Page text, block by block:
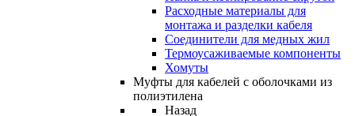
Расходные материалы для
монтажа и разделки кабеля
Соединители для медных жил
Термоусаживаемые компоненты
Хомуты
Муфты для кабелей с оболочками из
полиэтилена
Назад